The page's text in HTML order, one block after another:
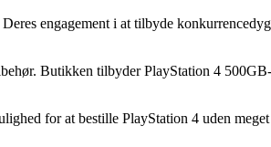
engagement i at tilbyde
Butikken tilbyder PlayStation 4
for at bestille PlayStation 4 uden